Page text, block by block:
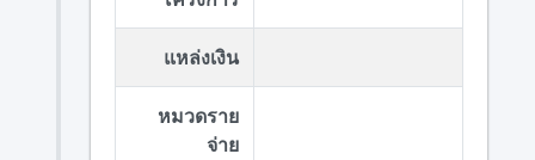
แหล่งเงิน
หมวดราย
จ่าย